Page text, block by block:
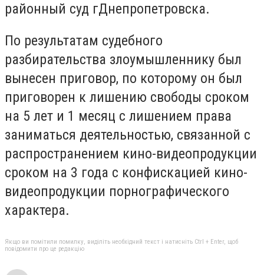
районный суд гДнепропетровска.
По результатам судебного
разбирательства злоумышленнику был
вынесен приговор, по которому он был
приговорен к лишению свободы сроком
на 5 лет и 1 месяц с лишением права
заниматься деятельностью, связанной с
распространением кино-видеопродукции
сроком на 3 года с конфискацией кино-
видеопродукции порнографического
характера.
Якщо ви помітили помилку, виділіть необхідний текст і натисніть Ctrl + Enter, щоб
повідомити про це редакцію